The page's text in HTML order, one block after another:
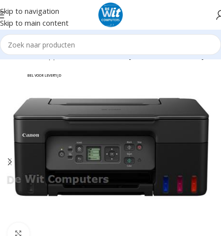
Skip to navigation
Skip to main content
Home Randapparatuur Printers Inktjet All-in-One/Officejets
BEL VOOR LEVERTIJD